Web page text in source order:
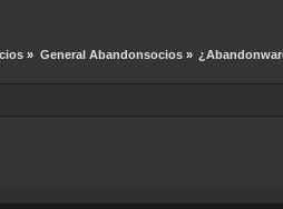
» General Abandonsocios»